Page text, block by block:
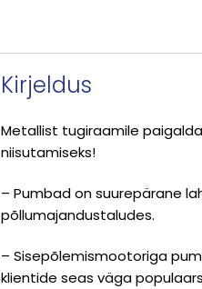
Kirjeldus
Metallist tugiraamile
niisutamiseks!
– Pumbad on suurepärane
põllumajandustaludes.
– Sisepõlemismootoriga
klientide seas väga